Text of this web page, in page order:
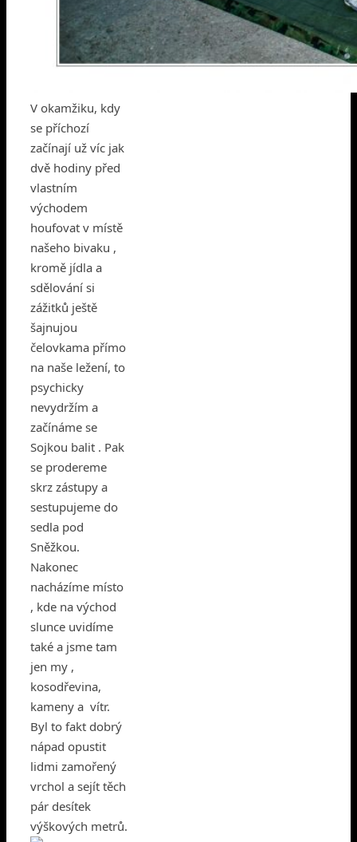
V okamžiku, kdy
se příchozí
začínají už víc jak
dvě hodiny před
vlastním
východem
houfovat v místě
našeho bivaku ,
kromě jídla a
sdělování si
zážitků ještě
šajnujou
čelovkama přímo
na naše ležení, to
psychicky
nevydržím a
začínáme se
Sojkou balit . Pak
se prodereme
skrz zástupy a
sestupujeme do
sedla pod
Sněžkou.
Nakonec
nacházíme místo
, kde na východ
slunce uvidíme
také a jsme tam
jen my ,
kosodřevina,
kameny a vítr.
Byl to fakt dobrý
nápad opustit
lidmi zamořený
vrchol a sejít těch
pár desítek
výškových metrů.